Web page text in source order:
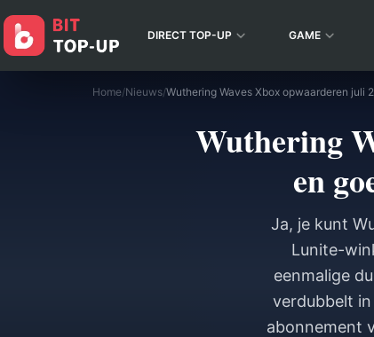
DIRECT TOP-UP GAME
Home/Nieuws/
Wuthering
en
Ja, je kunt
Lunite-
eenmalige
verdubbelt
abonnement